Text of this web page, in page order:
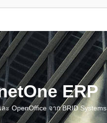
ERP
OpenOffice จาก BRID Systems